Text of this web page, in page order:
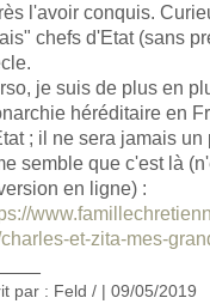
l'avoir conquis.
chefs d'Etat (sans
je suis de plus en
héréditaire en
; il ne sera jamais un
semble que c'est là
en ligne) :
et-zita-mes-
par : Feld / | 09/05/2019